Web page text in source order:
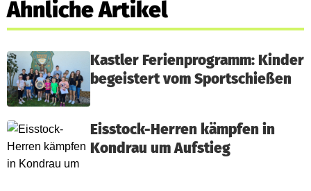
Ähnliche Artikel
Kastler Ferienprogramm: Kinder
begeistert vom Sportschießen
Eisstock-Herren kämpfen in
Kondrau um Aufstieg